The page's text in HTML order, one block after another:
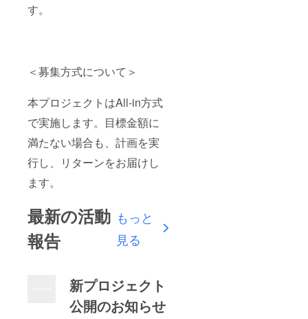
す。
＜募集方式について＞
本プロジェクトはAll-in方式
で実施します。目標金額に
満たない場合も、計画を実
行し、リターンをお届けし
ます。
最新の活動
報告
もっと
見る
新プロジェクト
公開のお知らせ